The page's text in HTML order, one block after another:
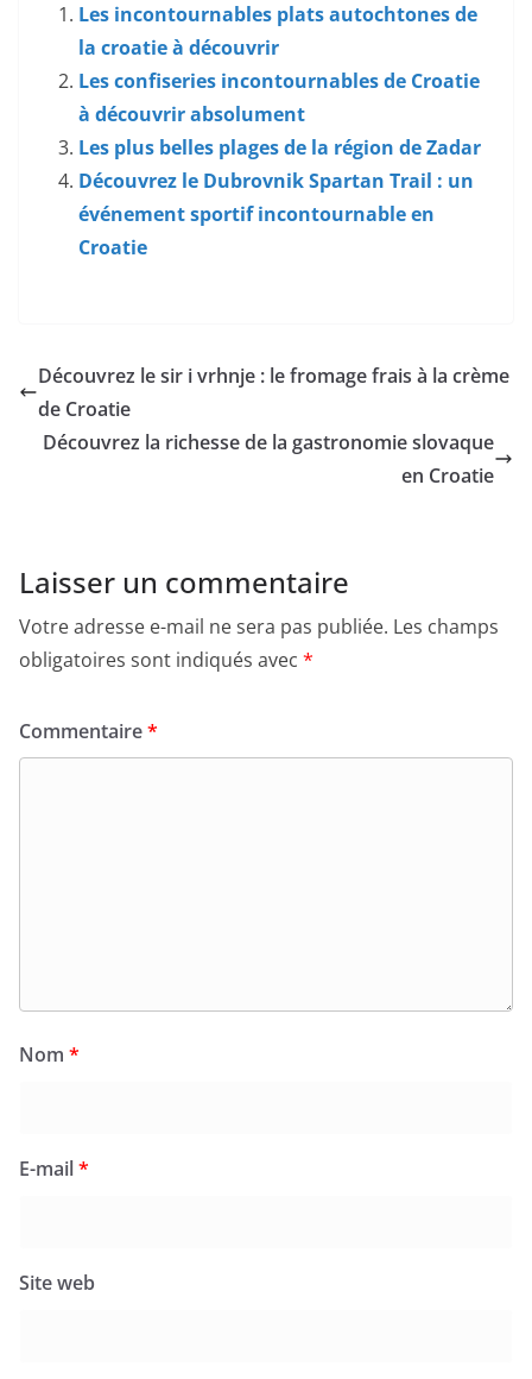
Les incontournables plats autochtones de
la croatie à découvrir
Les confiseries incontournables de Croatie
à découvrir absolument
Les plus belles plages de la région de Zadar
Découvrez le Dubrovnik Spartan Trail : un
événement sportif incontournable en
Croatie
Découvrez le sir i vrhnje : le fromage frais à la crème
de Croatie
Découvrez la richesse de la gastronomie slovaque
en Croatie
Laisser un commentaire
Votre adresse e-mail ne sera pas publiée. Les champs
obligatoires sont indiqués avec *
Commentaire*
Nom *
E-mail*
Site web